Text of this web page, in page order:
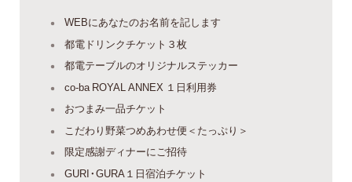
WEBにあなたのお名前を記します
都電ドリンクチケット３枚
都電テーブルのオリジナルステッカー
co-ba ROYAL ANNEX １日利用券
おつまみ一品チケット
こだわり野菜つめあわせ便＜たっぷり＞
限定感謝ディナーにご招待
GURI・GURA１日宿泊チケット